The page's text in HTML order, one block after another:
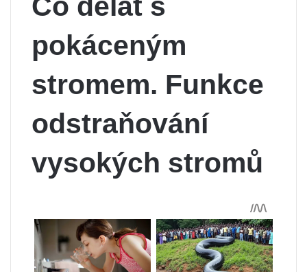
pokáceným
stromem. Funkce
odstraňování
vysokých stromů